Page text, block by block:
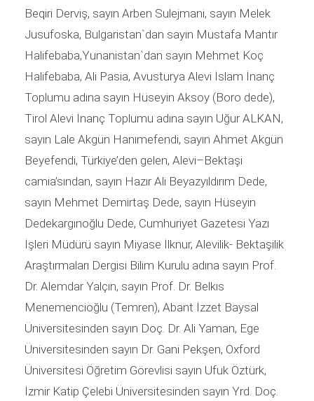
Beqiri Derviş, sayın Arben Sulejmani, sayın Melek
Jusufoska, Bulgaristan`dan sayın Mustafa Mantır
Halifebaba,Yunanistan`dan sayın Mehmet Koç
Halifebaba, Ali Pasia, Avusturya Alevi İslam İnanç
Toplumu adına sayın Hüseyin Aksoy (Boro dede),
Tirol Alevi İnanç Toplumu adına sayın Uğur ALKAN,
sayın Lale Akgün Hanımefendi, sayın Ahmet Akgün
Beyefendi, Türkiye’den gelen, Alevi–Bektaşi
camia’sından, sayın Hazır Ali Beyazyıldırım Dede,
sayın Mehmet Demirtaş Dede, sayın Hüseyin
Dedekargınoğlu Dede, Cumhuriyet Gazetesi Yazı
İşleri Müdürü sayın Miyase İlknur, Alevilik- Bektaşilik
Araştırmaları Dergisi Bilim Kurulu adına sayın Prof.
Dr. Alemdar Yalçın, sayın Prof. Dr. Belkıs
Menemencioğlu (Temren), Abant İzzet Baysal
Üniversitesinden sayın Doç. Dr. Ali Yaman, Ege
Üniversitesinden sayın Dr. Gani Pekşen, Oxford
Üniversitesi Öğretim Görevlisi sayın Ufuk Öztürk,
İzmir Katip Çelebi Üniversitesinden sayın Yrd. Doç.